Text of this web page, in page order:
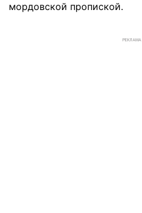
мордовской пропиской.
РЕКЛАМА